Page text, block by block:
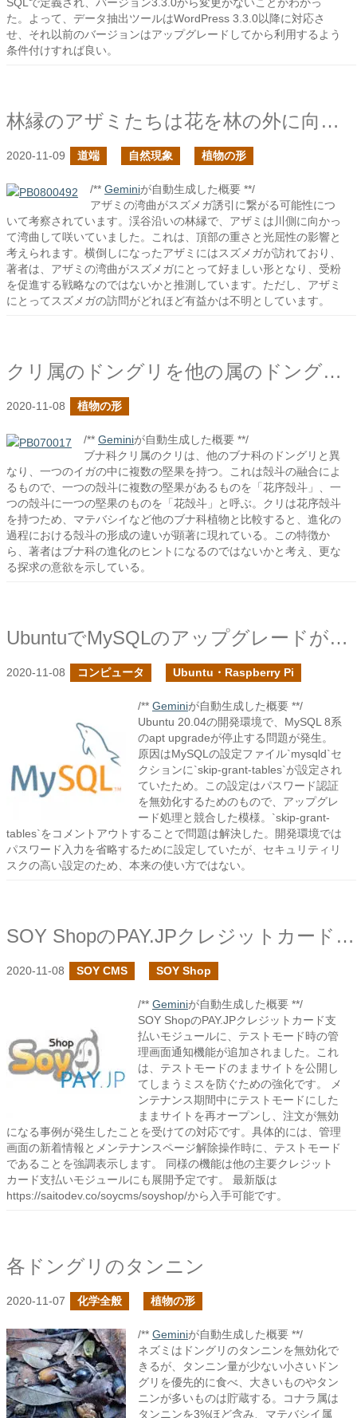
た。よって、データ抽出ツールはWordPress 3.3.0以降に対応さ
せ、それ以前のバージョンはアップグレードしてから利用するよう
条件付けすれば良い。
林縁のアザミたちは花を林の外に向ける
2020-11-09 道端 自然現象 植物の形
/** Geminiが自動生成した概要 **/
アザミの湾曲がスズメガ誘引に繋がる可能性につ
いて考察されています。渓谷沿いの林縁で、アザミは川側に向かっ
て湾曲して咲いていました。これは、頂部の重さと光屈性の影響と
考えられます。横倒しになったアザミにはスズメガが訪れており、
著者は、アザミの湾曲がスズメガにとって好ましい形となり、受粉
を促進する戦略なのではないかと推測しています。ただし、アザミ
にとってスズメガの訪問がどれほど有益かは不明としています。
クリ属のドングリを他の属のドングリと比較してみる
2020-11-08 植物の形
/** Geminiが自動生成した概要 **/
ブナ科クリ属のクリは、他のブナ科のドングリと異
なり、一つのイガの中に複数の堅果を持つ。これは殻斗の融合によ
るもので、一つの殻斗に複数の堅果があるものを「花序殻斗」、一
つの殻斗に一つの堅果のものを「花殻斗」と呼ぶ。クリは花序殻斗
を持つため、マテバシイなど他のブナ科植物と比較すると、進化の
過程における殻斗の形成の違いが顕著に現れている。この特徴か
ら、著者はブナ科の進化のヒントになるのではないかと考え、更な
る探求の意欲を示している。
UbuntuでMySQLのアップグレードが停止する原因を探る
2020-11-08 コンピュータ Ubuntu・Raspberry Pi
/** Geminiが自動生成した概要 **/
Ubuntu 20.04の開発環境で、MySQL 8系
のapt upgradeが停止する問題が発生。
原因はMySQLの設定ファイル`mysqld`セ
クションに`skip-grant-tables`が設定され
ていたため。この設定はパスワード認証
を無効化するためのもので、アップグレ
ード処理と競合した模様。`skip-grant-
tables`をコメントアウトすることで問題は解決した。開発環境では
パスワード入力を省略するために設定していたが、セキュリティリ
スクの高い設定のため、本来の使い方ではない。
SOY ShopのPAY.JPクレジットカード支払いモジュールでテストモードの通知を強化しました
2020-11-08 SOY CMS SOY Shop
/** Geminiが自動生成した概要 **/
SOY ShopのPAY.JPクレジットカード支
払いモジュールに、テストモード時の管
理画面通知機能が追加されました。これ
は、テストモードのままサイトを公開し
てしまうミスを防ぐための強化です。 メ
ンテナンス期間中にテストモードにした
ままサイトを再オープンし、注文が無効
になる事例が発生したことを受けての対応です。具体的には、管理
画面の新着情報とメンテナンスページ解除操作時に、テストモード
であることを強調表示します。 同様の機能は他の主要クレジット
カード支払いモジュールにも展開予定です。 最新版は
https://saitodev.co/soycms/soyshop/から入手可能です。
各ドングリのタンニン
2020-11-07 化学全般 植物の形
/** Geminiが自動生成した概要 **/
ネズミはドングリのタンニンを無効化で
きるが、タンニン量が少ない小さいドン
グリを優先的に食べ、大きいものやタン
ニンが多いものは貯蔵する。コナラ属は
タンニンを3%ほど含み、マテバシイ属